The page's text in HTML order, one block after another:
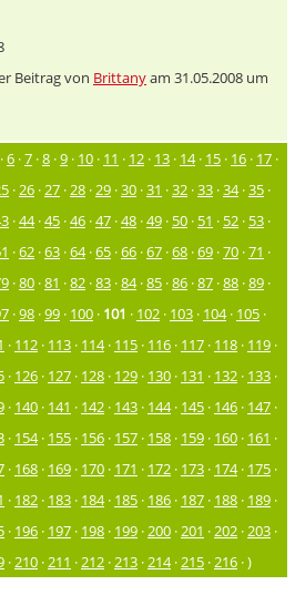
Beitrag von Brittanyam 31.05.2008 um
·6 ·7 ·8 ·9 · 10 · 11 · 12 · 13 · 14· 15 · 16 · 17 ·
·26 ·27 ·28 ·29 ·30 ·31 ·32 ·33 ·34·35 ·
·44·45 ·46 ·47 ·48 ·49 · 50 · 51 · 52 · 53 ·
·62 ·63 ·64·65 ·66 ·67 ·68 ·69 ·70 ·71 ·
·80 ·81 ·82 ·83 ·84·85 ·86 ·87 ·88 ·89 ·
·98 ·99 · 100 · 101 · 102 · 103 · 104· 105 ·
· 112 · 113 · 114· 115 · 116 · 117 · 118 · 119 ·
· 126 · 127 · 128 · 129 · 130 · 131 · 132 · 133 ·
· 140 · 141 · 142 · 143 · 144· 145 · 146 · 147 ·
· 154· 155 · 156 · 157 · 158 · 159 · 160 · 161 ·
· 168 · 169 · 170 · 171 · 172 · 173 · 174· 175 ·
· 182 · 183 · 184· 185 · 186 · 187 · 188 · 189 ·
· 196 · 197 · 198 · 199 ·200 ·201 ·202 ·203 ·
·210 ·211 ·212 ·213 ·214·215 ·216 · )